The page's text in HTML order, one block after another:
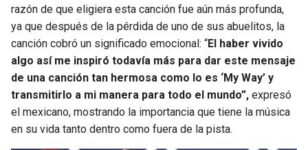
razón de que eligiera esta canción fue aún más profunda,
ya que después de la pérdida de uno de sus abuelitos, la
canción cobró un significado emocional: “El haber vivido
algo así me inspiró todavía más para dar este mensaje
de una canción tan hermosa como lo es ‘My Way’ y
transmitirlo a mi manera para todo el mundo”, expresó
el mexicano, mostrando la importancia que tiene la música
en su vida tanto dentro como fuera de la pista.